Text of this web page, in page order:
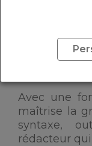
SES
Avec une
maîtrise la
syntaxe,
rédacteur